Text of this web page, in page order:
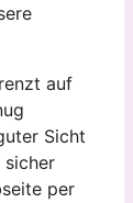
auf
Sicht
sicher
per